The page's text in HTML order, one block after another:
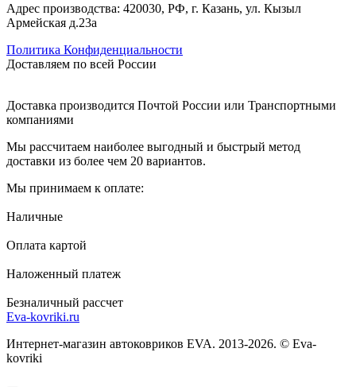
Адрес производства: 420030, РФ, г. Казань, ул. Кызыл
Армейская д.23а
Политика Конфиденциальности
Доставляем по всей России
Доставка производится Почтой России или Транспортными
компаниями
Мы рассчитаем наиболее выгодный и быстрый метод
доставки из более чем 20 вариантов.
Мы принимаем к оплате:
Наличные
Оплата картой
Наложенный платеж
Безналичный рассчет
Eva-kovriki.ru
Интернет-магазин автоковриков EVA. 2013-2026. © Eva-
kovriki